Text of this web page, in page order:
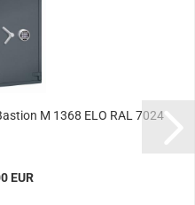
M 1368 ELO RAL 7024
EUR